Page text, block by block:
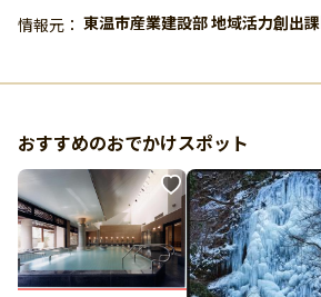
情報元： 東温市産業建設部 地域活力創出課
おすすめのおでかけスポット